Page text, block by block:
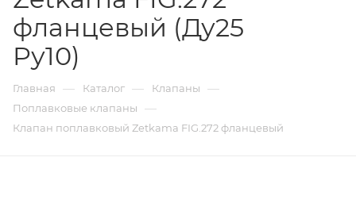
фланцевый (Ду25
Pу10)
Главная — Каталог — Клапаны —
Поплавковые клапаны —
Клапан поплавковый Zetkama FIG.272 фланцевый